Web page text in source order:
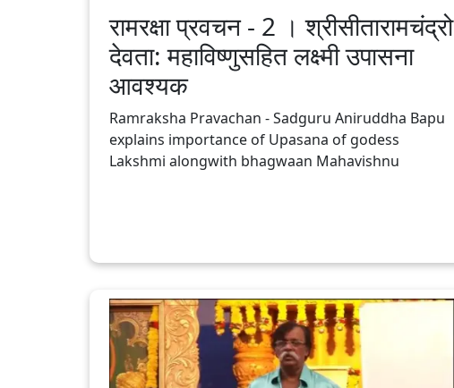
रामरक्षा प्रवचन - 2 । श्रीसीतारामचंद्रो
देवता: महाविष्णुसहित लक्ष्मी उपासना
आवश्यक
Ramraksha Pravachan - Sadguru Aniruddha Bapu
explains importance of Upasana of godess
Lakshmi alongwith bhagwaan Mahavishnu